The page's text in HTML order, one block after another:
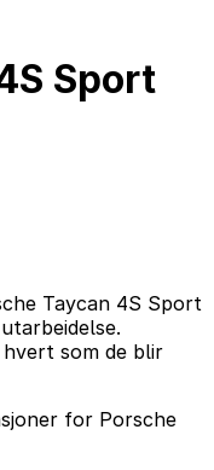
Sport
Taycan 4S Sport
som de blir
for Porsche